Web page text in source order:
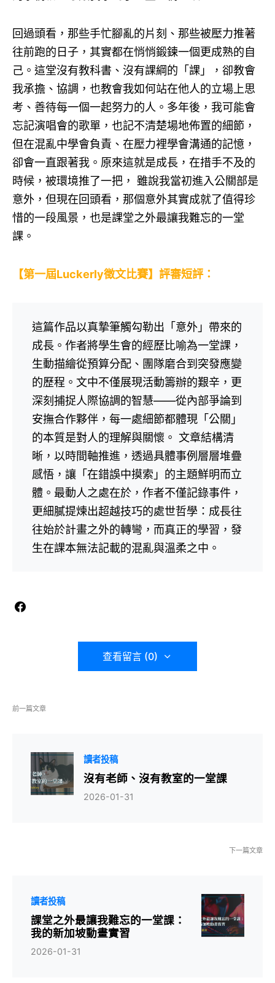
回過頭看，那些手忙腳亂的片刻、那些被壓力推著
往前跑的日子，其實都在悄悄鍛鍊一個更成熟的自
己。這堂沒有教科書、沒有課綱的「課」，卻教會
我承擔、協調，也教會我如何站在他人的立場上思
考、善待每一個一起努力的人。多年後，我可能會
忘記演唱會的歌單，也記不清楚場地佈置的細節，
但在混亂中學會負責、在壓力裡學會溝通的記憶，
卻會一直跟著我。原來這就是成長，在措手不及的
時候，被環境推了一把， 雖說我當初進入公關部是
意外，但現在回頭看，那個意外其實成就了值得珍
惜的一段風景，也是課堂之外最讓我難忘的一堂
課。
【第一屆Luckerly徵文比賽】評審短評：
這篇作品以真摯筆觸勾勒出「意外」帶來的
成長。作者將學生會的經歷比喻為一堂課，
生動描繪從預算分配、團隊磨合到突發應變
的歷程。文中不僅展現活動籌辦的艱辛，更
深刻捕捉人際協調的智慧——從內部爭論到
安撫合作夥伴，每一處細節都體現「公關」
的本質是對人的理解與關懷。 文章結構清
晰，以時間軸推進，透過具體事例層層堆疊
感悟，讓「在錯誤中摸索」的主題鮮明而立
體。最動人之處在於，作者不僅記錄事件，
更細膩提煉出超越技巧的處世哲學：成長往
往始於計畫之外的轉彎，而真正的學習，發
生在課本無法記載的混亂與溫柔之中。
查看留言 (0)
前一篇文章
讀者投稿
沒有老師、沒有教室的一堂課
2026-01-31
下一篇文章
讀者投稿
課堂之外最讓我難忘的一堂課：
我的新加坡動畫實習
2026-01-31